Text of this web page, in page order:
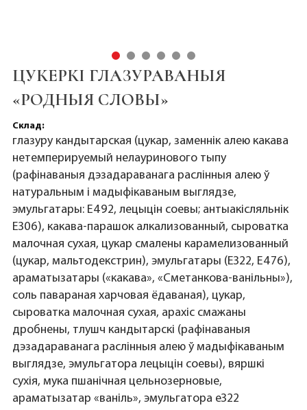
ЦУКЕРКІ ГЛАЗУРАВАНЫЯ
«РОДНЫЯ СЛОВЫ»
Склад:
глазуру кандытарская (цукар, заменнік алею какава
нетемперируемый нелауринового тыпу
(рафінаваныя дэзадараванага раслінныя алею ў
натуральным і мадыфікаваным выглядзе,
эмульгатары: Е492, лецыцін соевы; антыакісляльнік
Е306), какава-парашок алкализованный, сыроватка
малочная сухая, цукар смалены карамелизованный
(цукар, мальтодекстрин), эмульгатары (Е322, Е476),
араматызатары («какава», «Сметанкова-ванільны»),
соль павараная харчовая ёдаваная), цукар,
сыроватка малочная сухая, арахіс смажаны
дробнены, тлушч кандытарскі (рафінаваныя
дэзадараванага раслінныя алею ў мадыфікаваным
выглядзе, эмульгатора лецыцін соевы), вяршкі
сухія, мука пшанічная цельнозерновые,
араматызатар «ваніль», эмульгатора e322